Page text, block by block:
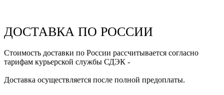
ДОСТАВКА ПО РОССИИ
Стоимость доставки по России рассчитывается согласно
тарифам курьерской службы СДЭК -
Доставка осуществляется после полной предоплаты.